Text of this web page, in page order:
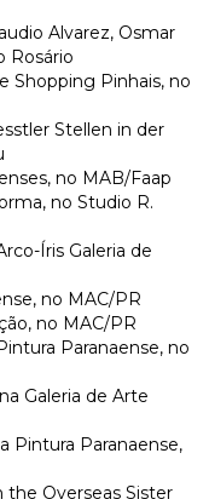
Alvarez, Osmar
Rosário
Shopping Pinhais, no
Stellen in der
no MAB/Faap
no Studio R.
Íris Galeria de
no MAC/PR
no MAC/PR
Paranaense, no
Galeria de Arte
Pintura Paranaense,
the Overseas Sister